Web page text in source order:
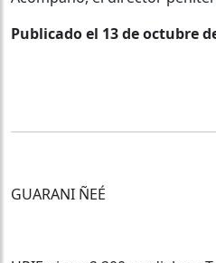
Publicado el 13 de octubre
GUARANI ÑEÉ